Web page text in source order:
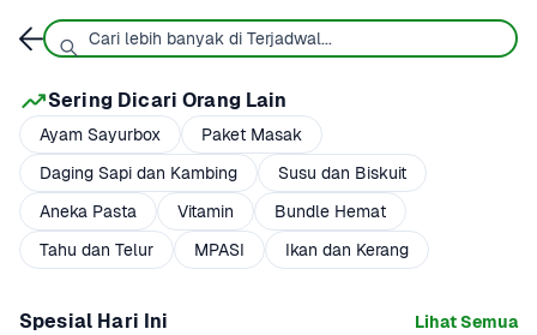
Sering Dicari Orang Lain
Ayam Sayurbox
Paket Masak
Daging Sapi dan Kambing
Susu dan Biskuit
Aneka Pasta
Vitamin
Bundle Hemat
Tahu dan Telur
MPASI Ikan dan Kerang
Spesial Hari Ini Lihat Semua